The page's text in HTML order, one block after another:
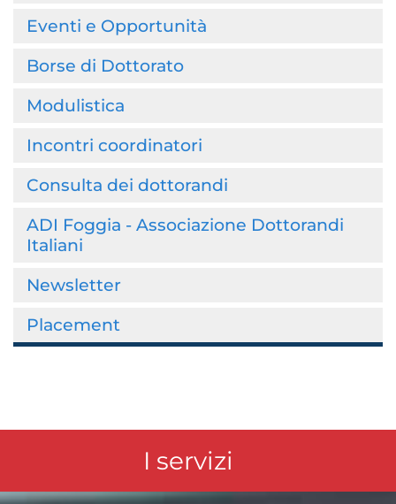
Eventi e Opportunità
Borse di Dottorato
Modulistica
Incontri coordinatori
Consulta dei dottorandi
ADI Foggia - Associazione Dottorandi
Italiani
Newsletter
Placement
I servizi